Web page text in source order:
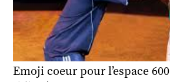
Emoji coeur pour l’espace 600